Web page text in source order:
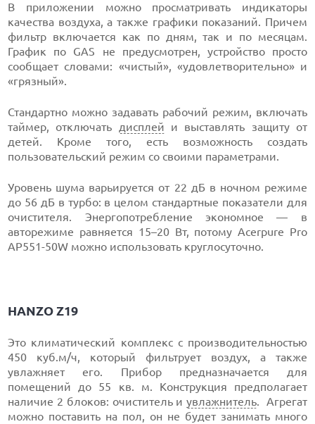
В приложении можно просматривать индикаторы
качества воздуха, а также графики показаний. Причем
фильтр включается как по дням, так и по месяцам.
График по GAS не предусмотрен, устройство просто
сообщает словами: «чистый», «удовлетворительно» и
«грязный».
Стандартно можно задавать рабочий режим, включать
таймер, отключать дисплей и выставлять защиту от
детей. Кроме того, есть возможность создать
пользовательский режим со своими параметрами.
Уровень шума варьируется от 22 дБ в ночном режиме
до 56 дБ в турбо: в целом стандартные показатели для
очистителя. Энергопотребление экономное — в
авторежиме равняется 15–20 Вт, потому Acerpure Pro
AP551-50W можно использовать круглосуточно.
HANZO Z19
Это климатический комплекс с производительностью
450 куб.м/ч, который фильтрует воздух, а также
увлажняет его. Прибор предназначается для
помещений до 55 кв. м. Конструкция предполагает
наличие 2 блоков: очиститель иувлажнитель. Агрегат
можно поставить на пол, он не будет занимать много